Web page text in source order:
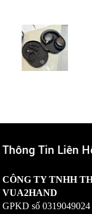
Thông Tin Liên
CÔNG TY TNHH
VUA2HAND
GPKD số0319049024